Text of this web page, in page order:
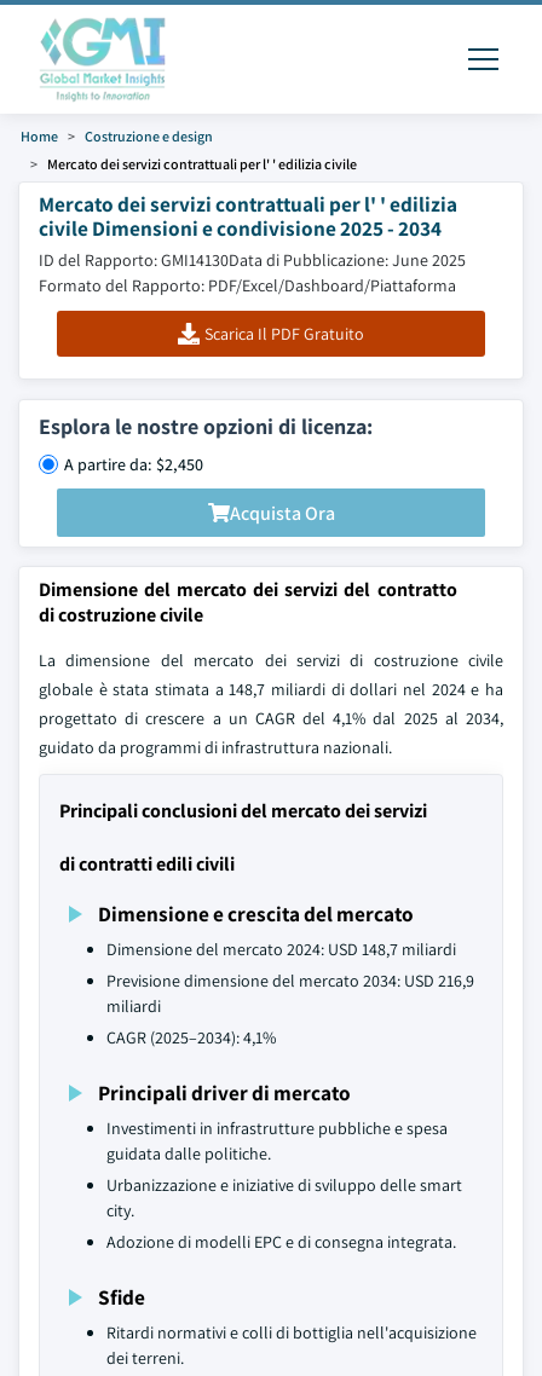
Home
Costruzione e design
Mercato dei servizi contrattuali per l' ' edilizia civile
Mercato dei servizi contrattuali per l' ' edilizia
civile Dimensioni e condivisione 2025 - 2034
ID del Rapporto: GMI14130Data di Pubblicazione: June 2025
Formato del Rapporto: PDF/Excel/Dashboard/Piattaforma
Scarica Il PDF Gratuito
Esplora le nostre opzioni di licenza:
A partire da: $2,450
Acquista Ora
Dimensione del mercato dei servizi del contratto
di costruzione civile
La dimensione del mercato dei servizi di costruzione civile
globale è stata stimata a 148,7 miliardi di dollari nel 2024 e ha
progettato di crescere a un CAGR del 4,1% dal 2025 al 2034,
guidato da programmi di infrastruttura nazionali.
Principali conclusioni del mercato dei servizi
di contratti edili civili
Dimensione e crescita del mercato
Dimensione del mercato 2024: USD 148,7 miliardi
Previsione dimensione del mercato 2034: USD 216,9
miliardi
CAGR (2025–2034): 4,1%
Principali driver di mercato
Investimenti in infrastrutture pubbliche e spesa
guidata dalle politiche.
Urbanizzazione e iniziative di sviluppo delle smart
city.
Adozione di modelli EPC e di consegna integrata.
Sfide
Ritardi normativi e colli di bottiglia nell'acquisizione
dei terreni.